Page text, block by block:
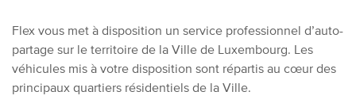
Flex vous met à disposition un service professionnel d’auto-
partage sur le territoire de la Ville de Luxembourg. Les
véhicules mis à votre disposition sont répartis au cœur des
principaux quartiers résidentiels de la Ville.